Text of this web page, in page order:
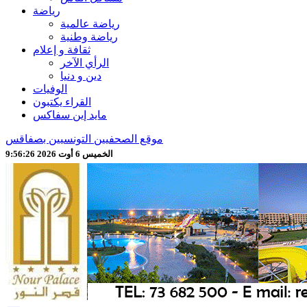
رياضة
رياضة عالمية
رياضة وطنية
ثقافة و إعلام
الرأي الآخر
دين و دنيا
الوفيات
القراء يكتبون
مايد إين سفاكس
موقع الصحفيين التونسيين بصفاقس
الخميس 6 أوت 2026 9:56:28